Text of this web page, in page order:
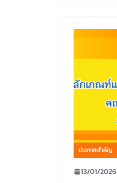
ประกาศสำคัญ
13/01/2026